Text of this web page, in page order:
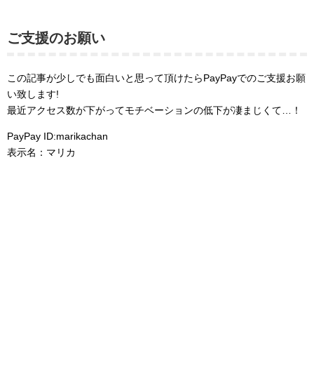
ご支援のお願い
この記事が少しでも面白いと思って頂けたらPayPayでのご支援お願
い致します!
最近アクセス数が下がってモチベーションの低下が凄まじくて…！
PayPay ID:marikachan
表示名：マリカ